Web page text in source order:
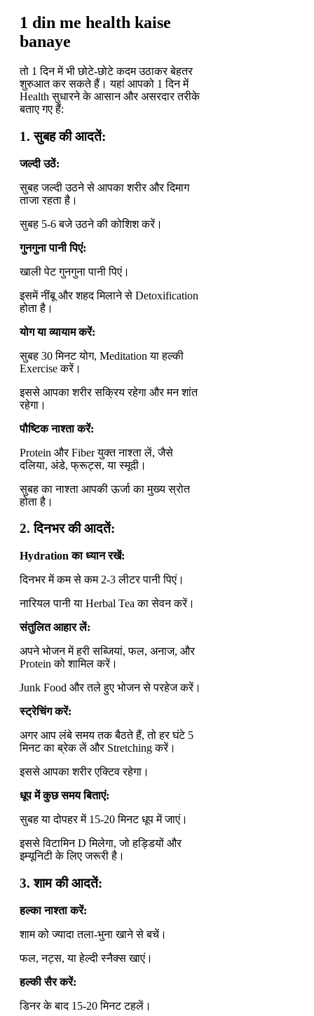
1 din me health kaise
banaye
तो 1 दिन में भी छोटे-छोटे कदम उठाकर बेहतर
शुरुआत कर सकते हैं। यहां आपको 1 दिन में
Health सुधारने के आसान और असरदार तरीके
बताए गए हैं:
1.सुबह की आदतें:
जल्दी उठें:
सुबह जल्दी उठने से आपका शरीर और दिमाग
ताजा रहता है।
सुबह 5-6 बजे उठने की कोशिश करें।
गुनगुना पानी पिएं:
खाली पेट गुनगुना पानी पिएं।
इसमें नींबू और शहद मिलाने से Detoxification
होता है।
योग या व्यायाम करें:
सुबह 30 मिनट योग, Meditation या हल्की
Exercise करें।
इससे आपका शरीर सक्रिय रहेगा और मन शांत
रहेगा।
पौष्टिक नाश्ता करें:
Protein और Fiber युक्त नाश्ता लें, जैसे
दलिया, अंडे, फ्रूट्स, या स्मूदी।
सुबह का नाश्ता आपकी ऊर्जा का मुख्य स्रोत
होता है।
2.दिनभर की आदतें:
Hydration का ध्यान रखें:
दिनभर में कम से कम 2-3 लीटर पानी पिएं।
नारियल पानी या Herbal Tea का सेवन करें।
संतुलित आहार लें:
अपने भोजन में हरी सब्जियां, फल, अनाज, और
Protein को शामिल करें।
Junk Food और तले हुए भोजन से परहेज करें।
स्ट्रेचिंग करें:
अगर आप लंबे समय तक बैठते हैं, तो हर घंटे 5
मिनट का ब्रेक लें और Stretching करें।
इससे आपका शरीर एक्टिव रहेगा।
धूप में कुछ समय बिताएं:
सुबह या दोपहर में 15-20 मिनट धूप में जाएं।
इससे विटामिन D मिलेगा, जो हड्डियों और
इम्यूनिटी के लिए जरूरी है।
3.शाम की आदतें:
हल्का नाश्ता करें:
शाम को ज्यादा तला-भुना खाने से बचें।
फल, नट्स, या हेल्दी स्नैक्स खाएं।
हल्की सैर करें:
डिनर के बाद 15-20 मिनट टहलें।